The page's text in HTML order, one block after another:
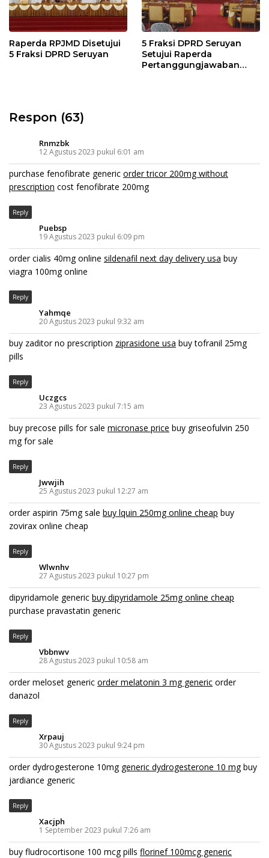
Raperda RPJMD Disetujui
5 Fraksi DPRD Seruyan
5 Fraksi DPRD Seruyan
Setujui Raperda
Pertanggungjawaban
Respon (63)
Rnmzbk
12 Agustus 2023 pukul 6:01 am
purchase fenofibrate generic order tricor 200mg without
prescription cost fenofibrate 200mg
Reply
Puebsp
19 Agustus 2023 pukul 6:09 pm
order cialis 40mg online sildenafil next day delivery usa buy
viagra 100mg online
Reply
Yahmqe
20 Agustus 2023 pukul 9:32 am
buy zaditor no prescription ziprasidone usa buy tofranil 25mg
pills
Reply
Uczgcs
23 Agustus 2023 pukul 7:15 am
buy precose pills for sale micronase price buy griseofulvin 250
mg for sale
Reply
Jwwjih
25 Agustus 2023 pukul 12:27 am
order aspirin 75mg sale buy lquin 250mg online cheap buy
zovirax online cheap
Reply
Wlwnhv
27 Agustus 2023 pukul 10:27 pm
dipyridamole generic buy dipyridamole 25mg online cheap
purchase pravastatin generic
Reply
Vbbnwv
28 Agustus 2023 pukul 10:58 am
order meloset generic order melatonin 3 mg generic order
danazol
Reply
Xrpauj
30 Agustus 2023 pukul 9:24 pm
order dydrogesterone 10mg generic dydrogesterone 10 mgbuy
jardiance generic
Reply
Xacjph
1 September 2023 pukul 7:26 am
buy fludrocortisone 100 mcg pills florinef 100mcg generic